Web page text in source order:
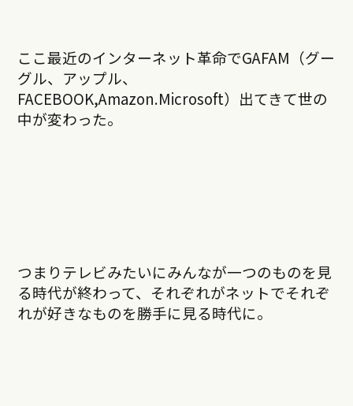
ここ最近のインターネット革命でGAFAM（グー
グル、アップル、
FACEBOOK,Amazon.Microsoft）出てきて世の
中が変わった。
つまりテレビみたいにみんなが一つのものを見
る時代が終わって、それぞれがネットでそれぞ
れが好きなものを勝手に見る時代に。